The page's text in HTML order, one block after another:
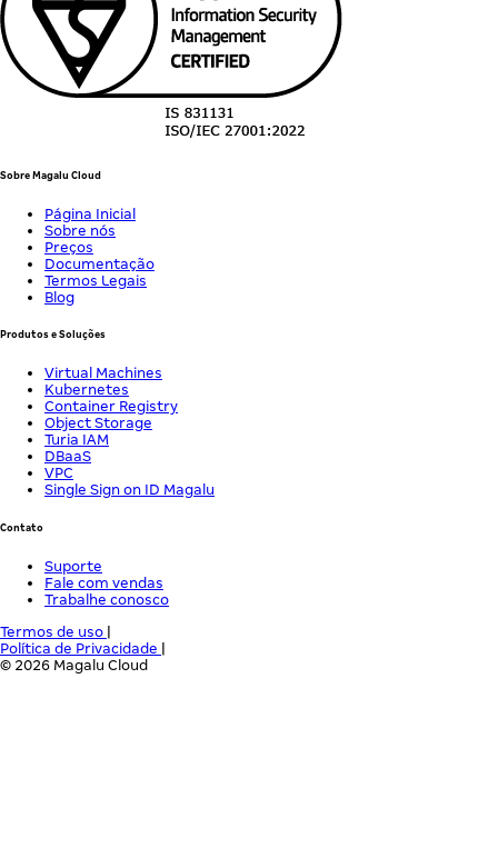
Sobre Magalu Cloud
Página Inicial
Sobre nós
Preços
Documentação
Termos Legais
Blog
Produtos e Soluções
Virtual Machines
Kubernetes
Container Registry
Object Storage
Turia IAM
DBaaS
VPC
Single Sign on ID Magalu
Contato
Suporte
Fale com vendas
Trabalhe conosco
Termos de uso
Política de Privacidade
© 2026 Magalu Cloud